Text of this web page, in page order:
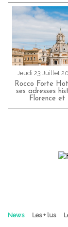
Jeudi 23 Juillet
Rocco Forte
ses adresses
Florence et
News Les + lus